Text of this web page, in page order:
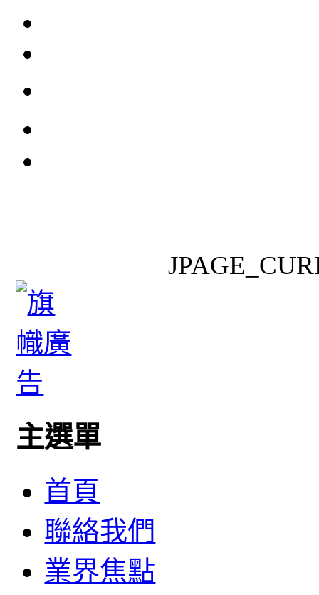
主選單
首頁
聯絡我們
業界焦點